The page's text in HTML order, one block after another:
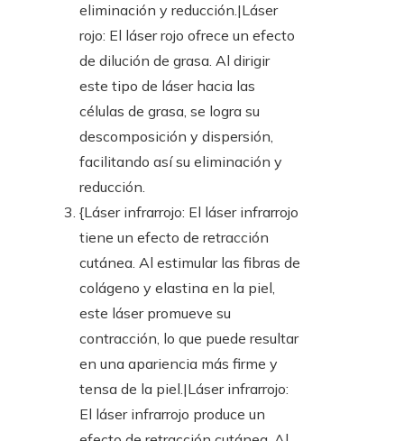
eliminación y reducción.|Láser
rojo: El láser rojo ofrece un efecto
de dilución de grasa. Al dirigir
este tipo de láser hacia las
células de grasa, se logra su
descomposición y dispersión,
facilitando así su eliminación y
reducción.
{Láser infrarrojo: El láser infrarrojo
tiene un efecto de retracción
cutánea. Al estimular las fibras de
colágeno y elastina en la piel,
este láser promueve su
contracción, lo que puede resultar
en una apariencia más firme y
tensa de la piel.|Láser infrarrojo:
El láser infrarrojo produce un